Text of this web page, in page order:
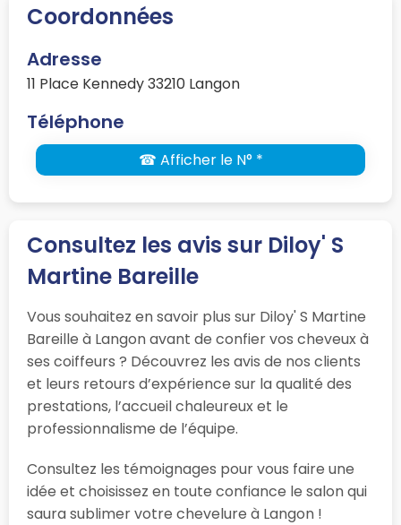
Coordonnées
Adresse
11 Place Kennedy 33210 Langon
Téléphone
☎ Afficher le N° *
Consultez les avis sur Diloy' S
Martine Bareille
Vous souhaitez en savoir plus sur Diloy' S Martine
Bareille à Langon avant de confier vos cheveux à
ses coiffeurs ? Découvrez les avis de nos clients
et leurs retours d’expérience sur la qualité des
prestations, l’accueil chaleureux et le
professionnalisme de l’équipe.
Consultez les témoignages pour vous faire une
idée et choisissez en toute confiance le salon qui
saura sublimer votre chevelure à Langon !